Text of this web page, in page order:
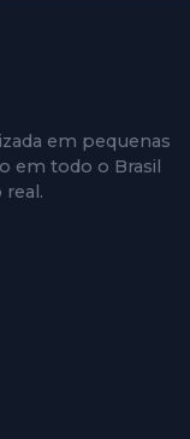
em pequenas
em todo o Brasil